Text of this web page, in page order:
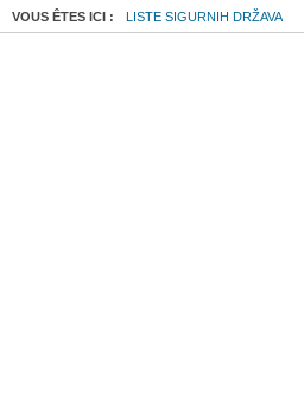
VOUS ÊTES ICI : LISTE SIGURNIH DRŽAVA